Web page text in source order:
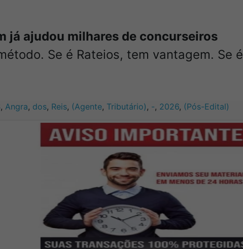
já ajudou milhares de concurseiros
Se é Rateios, tem vantagem. Se é
, Angra, dos, Reis, (Agente, Tributário), -, 2026, (Pós-Edital)